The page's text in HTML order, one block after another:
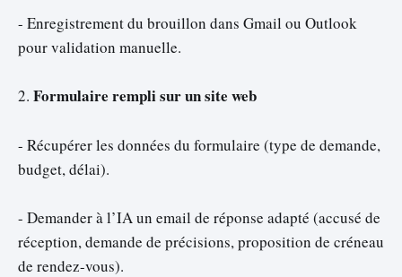
- Enregistrement du brouillon dans Gmail ou Outlook
pour validation manuelle.
2. Formulaire rempli sur un site web
- Récupérer les données du formulaire (type de demande,
budget, délai).
- Demander à l’IA un email de réponse adapté (accusé de
réception, demande de précisions, proposition de créneau
de rendez-vous).